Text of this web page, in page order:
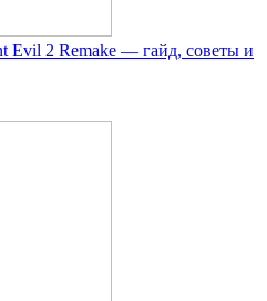
Evil 2 Remake — гайд, советы и